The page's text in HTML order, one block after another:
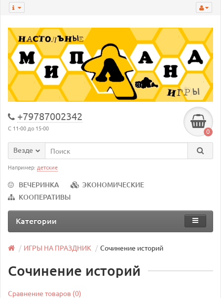
+79787002342
С 11-00 до 15-00 0
Везде
Например: детские
ВЕЧЕРИНКА
ЭКОНОМИЧЕСКИЕ
КООПЕРАТИВЫ
Категории
ИГРЫ НА ПРАЗДНИК Сочинение историй
Сочинение историй
Сравнение товаров (0)